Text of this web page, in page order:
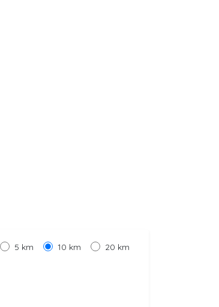
5 km 10 km 20 km